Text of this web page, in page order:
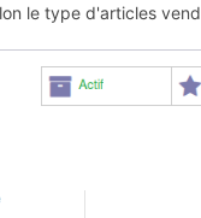
le type d'articles